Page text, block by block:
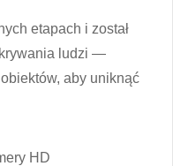
etapach i został
ludzi —
aby uniknąć
HD